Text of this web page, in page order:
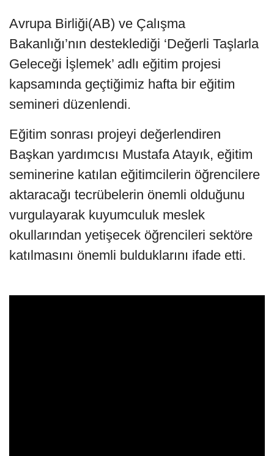
Avrupa Birliği(AB) ve Çalışma
Bakanlığı’nın desteklediği ‘Değerli Taşlarla
Geleceği İşlemek’ adlı eğitim projesi
kapsamında geçtiğimiz hafta bir eğitim
semineri düzenlendi.
Eğitim sonrası projeyi değerlendiren
Başkan yardımcısı Mustafa Atayık, eğitim
seminerine katılan eğitimcilerin öğrencilere
aktaracağı tecrübelerin önemli olduğunu
vurgulayarak kuyumculuk meslek
okullarından yetişecek öğrencileri sektöre
katılmasını önemli bulduklarını ifade etti.